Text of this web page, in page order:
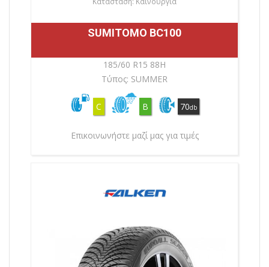
SUMITOMO BC100
185/60 R15 88H
Τύπος: SUMMER
C B 70db
Επικοινωνήστε μαζί μας για τιμές